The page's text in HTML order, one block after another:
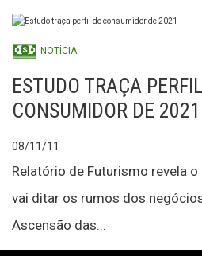
NOTÍCIA
ESTUDO TRAÇA
CONSUMIDOR DE 2021
08/11/11
Relatório de Futurismo revela
vai ditar os rumos dos
Ascensão das...